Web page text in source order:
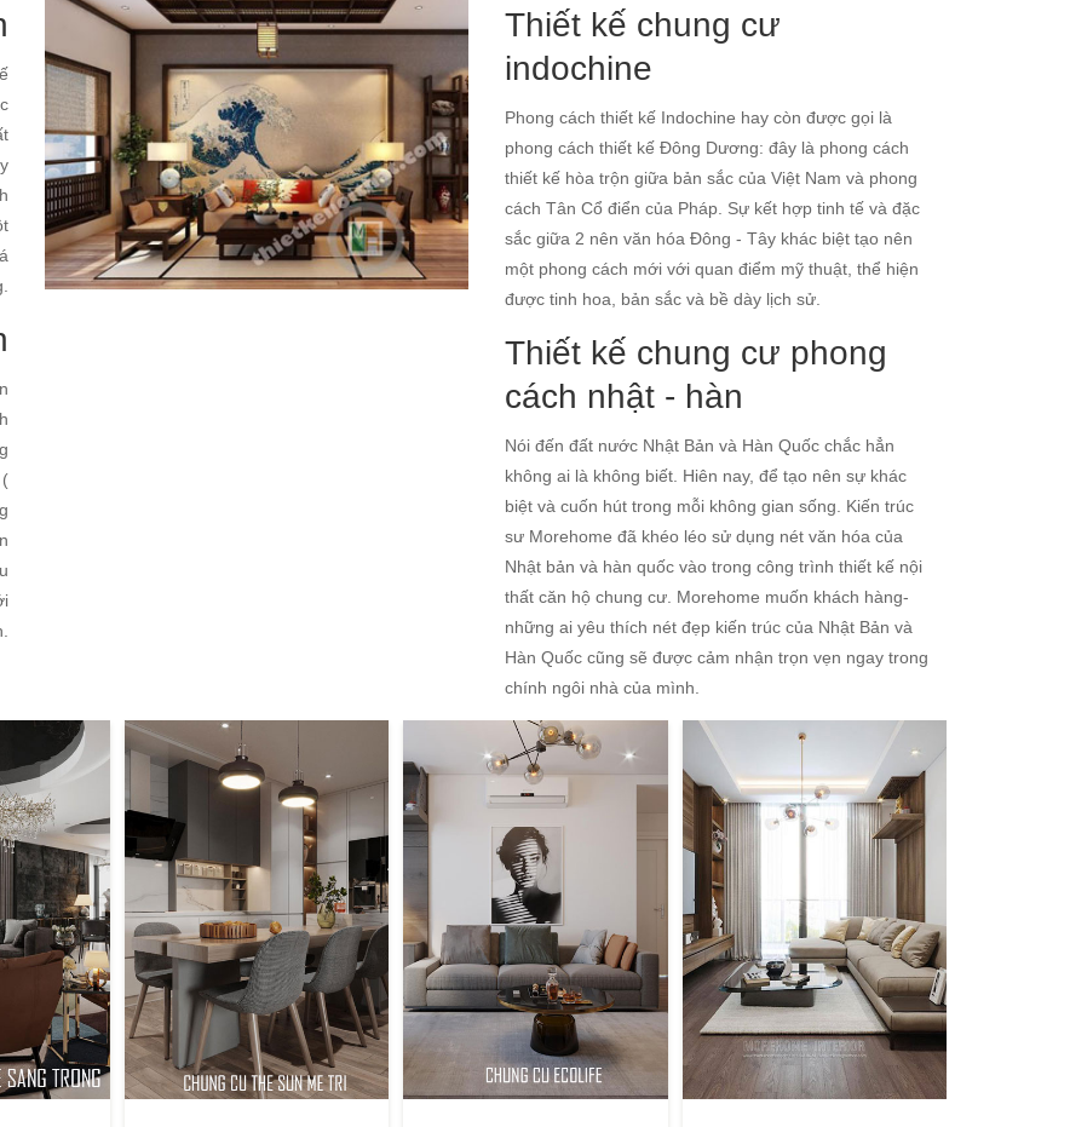
Thiết kế chung cư
indochine
Phong cách thiết kế Indochine hay còn được gọi là
phong cách thiết kế Đông Dương: đây là phong cách
thiết kế hòa trộn giữa bản sắc của Việt Nam và phong
cách Tân Cổ điển của Pháp. Sự kết hợp tinh tế và đặc
sắc giữa 2 nên văn hóa Đông - Tây khác biệt tạo nên
một phong cách mới với quan điểm mỹ thuật, thể hiện
được tinh hoa, bản sắc và bề dày lịch sử.
Thiết kế chung cư phong
cách nhật - hàn
Nói đến đất nước Nhật Bản và Hàn Quốc chắc hẳn
không ai là không biết. Hiên nay, để tạo nên sự khác
biệt và cuốn hút trong mỗi không gian sống. Kiến trúc
sư Morehome đã khéo léo sử dụng nét văn hóa của
Nhật bản và hàn quốc vào trong công trình thiết kế nội
thất căn hộ chung cư. Morehome muốn khách hàng-
những ai yêu thích nét đẹp kiến trúc của Nhật Bản và
Hàn Quốc cũng sẽ được cảm nhận trọn vẹn ngay trong
chính ngôi nhà của mình.